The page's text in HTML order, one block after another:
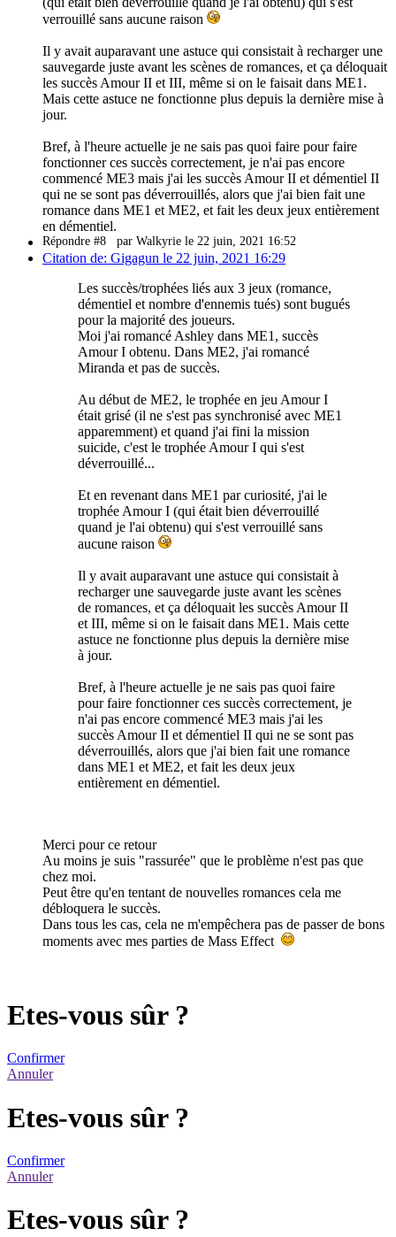
verrouillé sans aucune raison
Il y avait auparavant une astuce qui consistait à recharger une
sauvegarde juste avant les scènes de romances, et ça déloquait
les succès Amour II et III, même si on le faisait dans ME1.
Mais cette astuce ne fonctionne plus depuis la dernière mise à
jour.
Bref, à l'heure actuelle je ne sais pas quoi faire pour faire
fonctionner ces succès correctement, je n'ai pas encore
commencé ME3 mais j'ai les succès Amour II et démentiel II
qui ne se sont pas déverrouillés, alors que j'ai bien fait une
romance dans ME1 et ME2, et fait les deux jeux entièrement
en démentiel.
Répondre #8 par Walkyrie le 22 juin, 2021 16:52
Citation de: Gigagun le 22 juin, 2021 16:29
Les succès/trophées liés aux 3 jeux (romance,
démentiel et nombre d'ennemis tués) sont bugués
pour la majorité des joueurs.
Moi j'ai romancé Ashley dans ME1, succès
Amour I obtenu. Dans ME2, j'ai romancé
Miranda et pas de succès.
Au début de ME2, le trophée en jeu Amour I
était grisé (il ne s'est pas synchronisé avec ME1
apparemment) et quand j'ai fini la mission
suicide, c'est le trophée Amour I qui s'est
déverrouillé...
Et en revenant dans ME1 par curiosité, j'ai le
trophée Amour I (qui était bien déverrouillé
quand je l'ai obtenu) qui s'est verrouillé sans
aucune raison
Il y avait auparavant une astuce qui consistait à
recharger une sauvegarde juste avant les scènes
de romances, et ça déloquait les succès Amour II
et III, même si on le faisait dans ME1. Mais cette
astuce ne fonctionne plus depuis la dernière mise
à jour.
Bref, à l'heure actuelle je ne sais pas quoi faire
pour faire fonctionner ces succès correctement, je
n'ai pas encore commencé ME3 mais j'ai les
succès Amour II et démentiel II qui ne se sont pas
déverrouillés, alors que j'ai bien fait une romance
dans ME1 et ME2, et fait les deux jeux
entièrement en démentiel.
Merci pour ce retour
Au moins je suis "rassurée" que le problème n'est pas que
chez moi.
Peut être qu'en tentant de nouvelles romances cela me
débloquera le succès.
Dans tous les cas, cela ne m'empêchera pas de passer de bons
moments avec mes parties de Mass Effect
Etes-vous sûr ?
Confirmer
Annuler
Etes-vous sûr ?
Confirmer
Annuler
Etes-vous sûr ?